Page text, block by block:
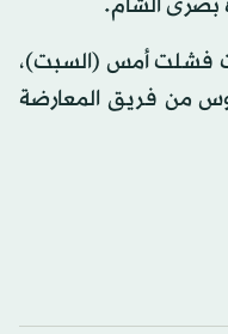
فشلت أمس (السبت)،
من فريق المعارضة